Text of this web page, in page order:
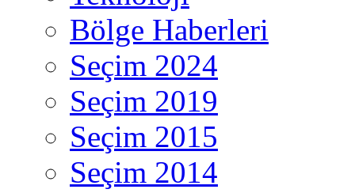
Bölge Haberleri
Seçim 2024
Seçim 2019
Seçim 2015
Seçim 2014